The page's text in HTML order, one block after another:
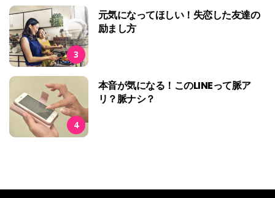
3
元気になってほしい！失恋した友達の
励まし方
4
本音が気になる！このLINEって脈ア
リ？脈ナシ？